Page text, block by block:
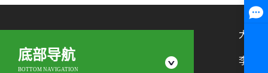
底部导航
BOTTOM NAVIGATION
大庆
李艳梅